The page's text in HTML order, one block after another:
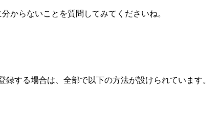
からないことを質問してみてくださいね。
録する場合は、全部で以下の方法が設けられています。